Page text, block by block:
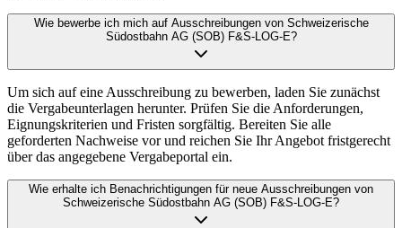
Wie bewerbe ich mich auf Ausschreibungen von Schweizerische
Südostbahn AG (SOB) F&S-LOG-E?
Um sich auf eine Ausschreibung zu bewerben, laden Sie zunächst
die Vergabeunterlagen herunter. Prüfen Sie die Anforderungen,
Eignungskriterien und Fristen sorgfältig. Bereiten Sie alle
geforderten Nachweise vor und reichen Sie Ihr Angebot fristgerecht
über das angegebene Vergabeportal ein.
Wie erhalte ich Benachrichtigungen für neue Ausschreibungen von
Schweizerische Südostbahn AG (SOB) F&S-LOG-E?